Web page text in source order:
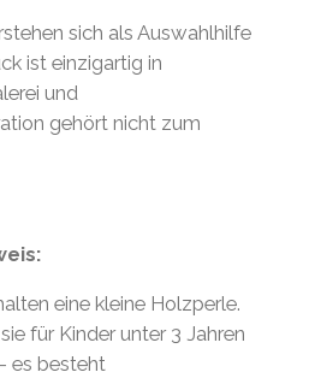
sich als Auswahlhilfe
ist einzigartig in
und
gehört nicht zum
eine kleine Holzperle.
für Kinder unter 3 Jahren
es besteht